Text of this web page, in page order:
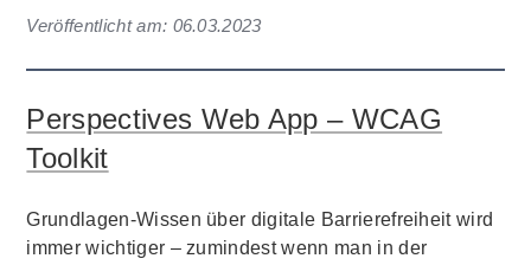
Veröffentlicht am: 06.03.2023
Perspectives Web App – WCAG
Toolkit
Grundlagen-Wissen über digitale Barrierefreiheit wird
immer wichtiger – zumindest wenn man in der